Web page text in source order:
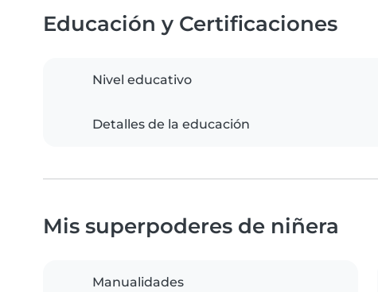
Educación y Certificaciones
Nivel educativo
Detalles de la educación
Mis superpoderes de niñera
Manualidades